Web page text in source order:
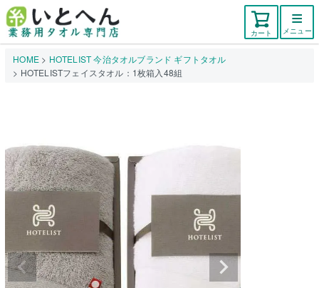
カート メニュー
HOME
HOTELIST 今治タオルブランド ギフトタオル
HOTELISTフェイスタオル：1枚箱入48組